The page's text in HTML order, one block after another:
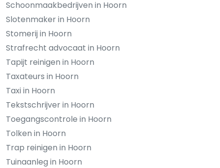
Schoonmaakbedrijven in Hoorn
Slotenmaker in Hoorn
Stomerij in Hoorn
Strafrecht advocaat in Hoorn
Tapijt reinigen in Hoorn
Taxateurs in Hoorn
Taxi in Hoorn
Tekstschrijver in Hoorn
Toegangscontrole in Hoorn
Tolken in Hoorn
Trap reinigen in Hoorn
Tuinaanleg in Hoorn